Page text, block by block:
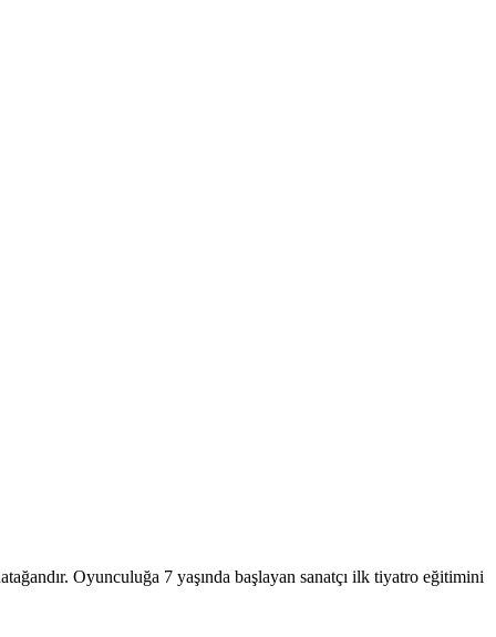
Oyunculuğa 7 yaşında başlayan sanatçı ilk tiyatro eğitimini